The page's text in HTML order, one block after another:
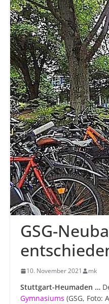
GSG-
10. November 2021 mk
Stuttgart-Heumaden …
Gymnasiums (GSG,